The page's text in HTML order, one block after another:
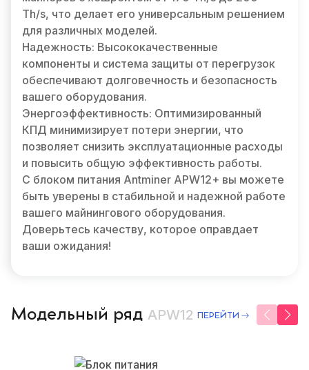
Th/s, что делает его универсальным решением
для различных моделей.
Надежность: Высококачественные
компоненты и система защиты от перегрузок
обеспечивают долговечность и безопасность
вашего оборудования.
Энергоэффективность: Оптимизированный
КПД минимизирует потери энергии, что
позволяет снизить эксплуатационные расходы
и повысить общую эффективность работы.
С блоком питания Antminer APW12+ вы можете
быть уверены в стабильной и надежной работе
вашего майнингового оборудования.
Доверьтесь качеству, которое оправдает
ваши ожидания!
Модельный ряд APW12 ПЕРЕЙТИ